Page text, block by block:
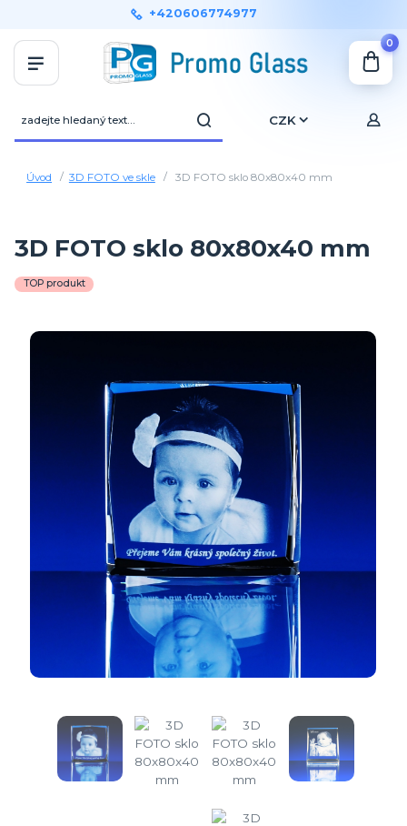
CZK
+420606774977
0
Úvod 3D FOTO ve skle 3D FOTO sklo 80x80x40 mm
3D FOTO sklo 80x80x40 mm
TOP produkt